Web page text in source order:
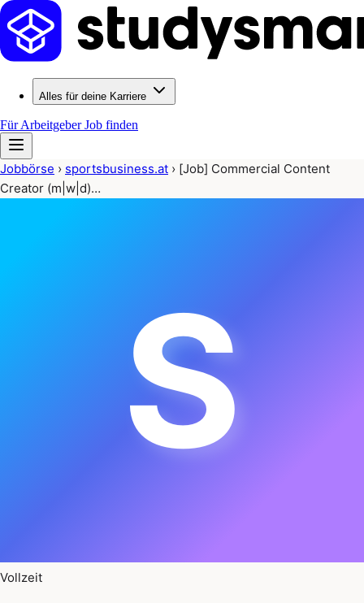
Alles für deine Karriere
Für ArbeitgeberJob finden
Jobbörse › sportsbusiness.at › [Job] Commercial Content
Creator (m|w|d)…
S
Vollzeit